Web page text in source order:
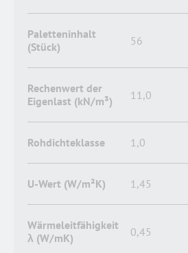
Paletteninhalt
(Stück)
56
Rechenwert der
Eigenlast (kN/m³)
11,0
Rohdichteklasse 1,0
U-Wert (W/m²K) 1,45
Wärmeleitfähigkeit
λ (W/mK)
0,45